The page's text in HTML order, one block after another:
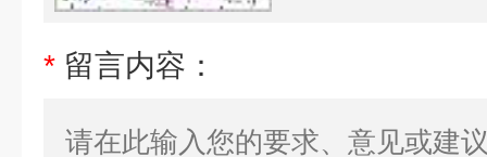
* 留言内容：